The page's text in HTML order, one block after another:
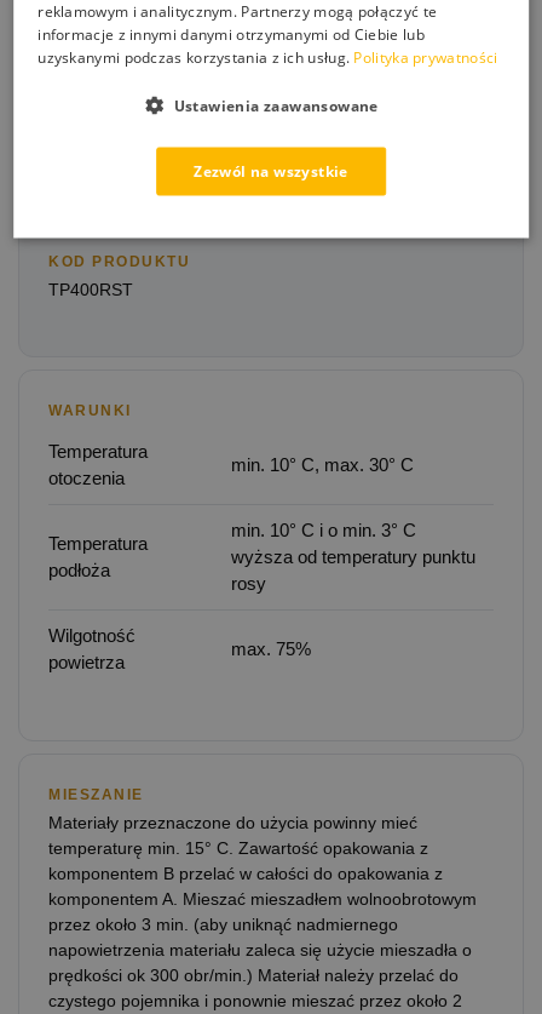
komponent A
KOD PRODUKTU
TP400RST
WARUNKI
Temperatura
otoczenia
min. 10° C, max. 30° C
Temperatura
podłoża
min. 10° C i o min. 3° C
wyższa od temperatury punktu
rosy
Wilgotność
powietrza
max. 75%
MIESZANIE
Materiały przeznaczone do użycia powinny mieć
temperaturę min. 15° C. Zawartość opakowania z
komponentem B przelać w całości do opakowania z
komponentem A. Mieszać mieszadłem wolnoobrotowym
przez około 3 min. (aby uniknąć nadmiernego
napowietrzenia materiału zaleca się użycie mieszadła o
prędkości ok 300 obr/min.) Materiał należy przelać do
czystego pojemnika i ponownie mieszać przez około 2
reklamowym i analitycznym. Partnerzy mogą połączyć te
informacje z innymi danymi otrzymanymi od Ciebie lub
uzyskanymi podczas korzystania z ich usług. Polityka prywatności
Zezwól na wszystkie
Ustawienia zaawansowane